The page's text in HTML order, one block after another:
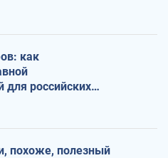
как
для российских
похоже, полезный